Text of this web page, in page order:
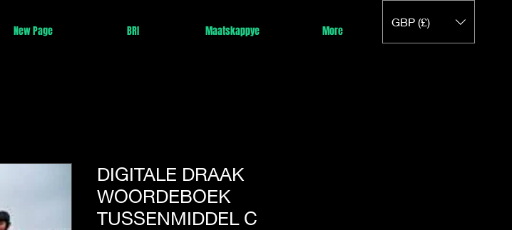
New Page BRI Maatskappye More
GBP (£)
DIGITALE DRAAK
WOORDEBOEK
TUSSENMIDDEL C